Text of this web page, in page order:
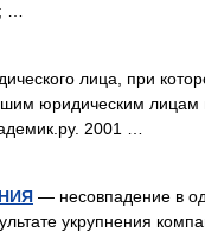
…
лица, при
юридическим лицам
2001 …
— несовпадение в
укрупнения